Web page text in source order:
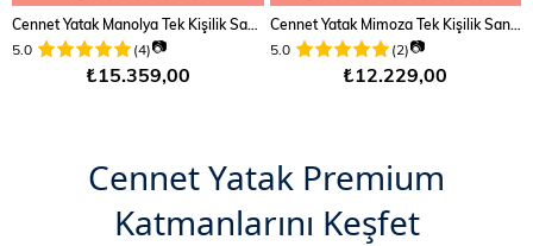
5.0
(4)📷
₺15.359,00
Cennet Yatak Mimoza Tek Kişilik Sandıklı Baza ve Başlık Seti 2’li Set
5.0
(2)📷
₺12.229,00
Cennet Yatak Premium
Katmanlarını Keşfet